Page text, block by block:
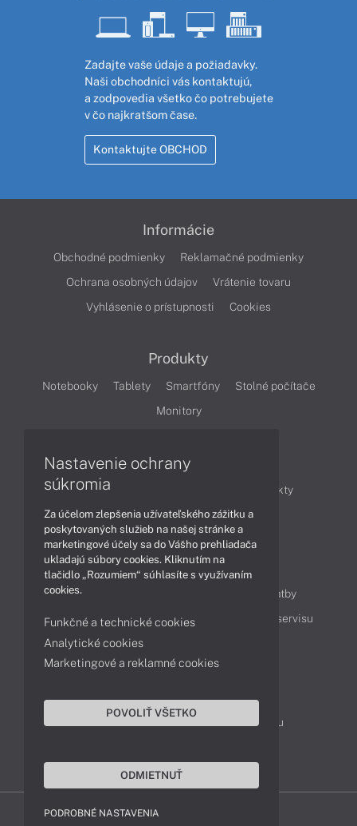
Zadajte vaše údaje a požiadavky.
Naši obchodníci vás kontaktujú,
a zodpovedia všetko čo potrebujete
v čo najkratšom čase.
Kontaktujte OBCHOD
Informácie
Obchodné podmienky
Reklamačné podmienky
Ochrana osobných údajov
Vrátenie tovaru
Vyhlásenie o prístupnosti
Cookies
Produkty
Notebooky Tablety Smartfóny
Stolné počítače
Monitory
Články
Obchodné informácie
Produkty
Technológie
Videá
Obsah
Ako nakupovať
Možnosti doručenia a platby
Podpora a servis
Servisné služby Cenník servisu
Kontakty
043 4224 771
Obchodné oddelenie
Reklamácia tovaru
Nastavenie ochrany
súkromia
Za účelom zlepšenia užívateľského zážitku a
poskytovaných služieb na našej stránke a
marketingové účely sa do Vášho prehliadača
ukladajú súbory cookies. Kliknutím na
tlačidlo „Rozumiem“ súhlasíte s využívaním
cookies.
Funkčné a technické cookies
Analytické cookies
Marketingové a reklamné cookies
POVOLIŤ VŠETKO
ODMIETNUŤ
PODROBNÉ NASTAVENIA